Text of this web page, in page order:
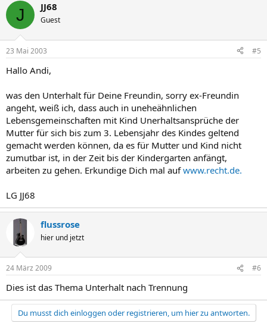
J JJ68
Guest
23 Mai 2003 #5
Hallo Andi,
was den Unterhalt für Deine Freundin, sorry ex-Freundin
angeht, weiß ich, dass auch in uneheähnlichen
Lebensgemeinschaften mit Kind Unerhaltsansprüche der
Mutter für sich bis zum 3. Lebensjahr des Kindes geltend
gemacht werden können, da es für Mutter und Kind nicht
zumutbar ist, in der Zeit bis der Kindergarten anfängt,
arbeiten zu gehen. Erkundige Dich mal aufwww.recht.de.
LG JJ68
flussrose
hier und jetzt
24 März 2009 #6
Dies ist das Thema Unterhalt nach Trennung
Du musst dich einloggen oder registrieren, um hier zu antworten.